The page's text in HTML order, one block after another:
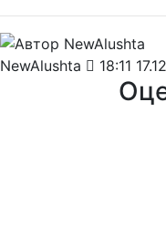
NewAlushta 18:11